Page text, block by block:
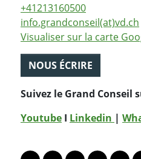
+41213160500
info.grandconseil(at)vd.ch
Visualiser sur la carte
NOUS ÉCRIRE
Suivez le Grand Conseil
Youtube I Linkedin |